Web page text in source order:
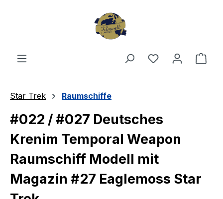
Du hast 0
Star Trek Raumschiffe
#022 / #027 Deutsches
Krenim Temporal Weapon
Raumschiff Modell mit
Magazin #27 Eaglemoss Star